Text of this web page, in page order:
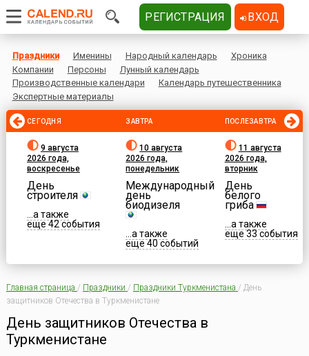
Праздники Именины Народный календарь
Хроника
Компании
Персоны
Лунный календарь
Производственные календари
Календарь путешественника
Экспертные материалы
СЕГОДНЯ
9 августа
2026 года,
воскресенье
День
строителя
...а также
еще 42 события
ЗАВТРА
10 августа
2026 года,
понедельник
Международный
день
биодизеля
...а также
еще 40 событий
ПОСЛЕЗАВТРА
11 августа
2026 года,
вторник
День
белого
гриба
...а также
еще 33 события
Главная страница / Праздники / Праздники Туркменистана / День
защитников Отечества в Туркменистане
День защитников Отечества в
Туркменистане
РЕГИСТРАЦИЯ ВХОД